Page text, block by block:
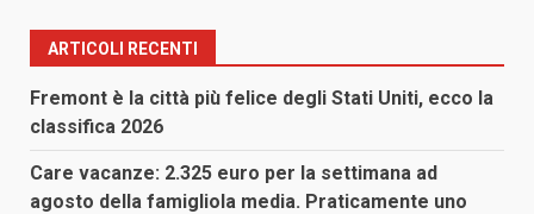
ARTICOLI RECENTI
Fremont è la città più felice degli Stati Uniti, ecco la
classifica 2026
Care vacanze: 2.325 euro per la settimana ad
agosto della famigliola media. Praticamente uno